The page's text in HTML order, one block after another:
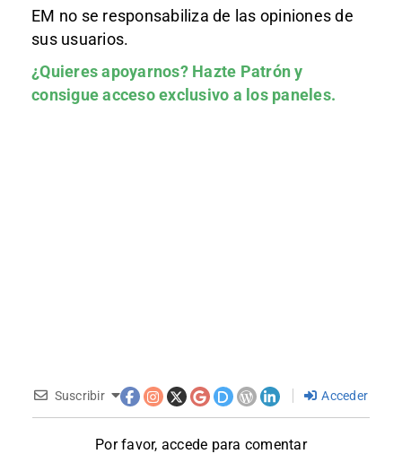
EM no se responsabiliza de las opiniones de
sus usuarios.
¿Quieres apoyarnos? Hazte Patróny
consigue acceso exclusivo a los paneles.
Suscribir Acceder
Por favor, accede para comentar